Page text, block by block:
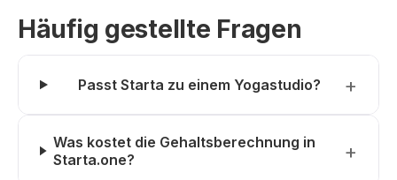
Häufig gestellte Fragen
Passt Starta zu einem Yogastudio?
Was kostet die Gehaltsberechnung in
Starta.one?